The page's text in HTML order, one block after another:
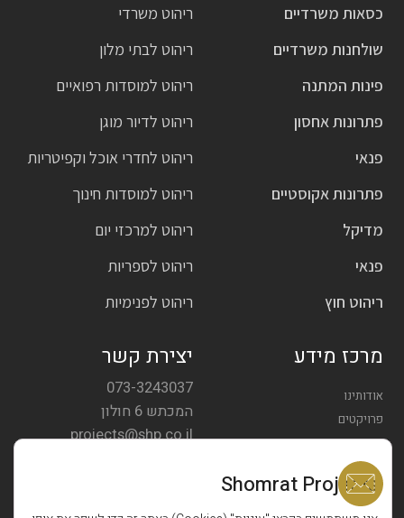
כסאות משרדיים
שולחנות משרדיים
פינות המתנה
פתרונות אחסון
פנאי
פתרונות אקוסטיים
מדיקל
פנאי
ריהוט חוץ
ריהוט משרדי
ריהוט לבתי מלון
ריהוט למוסדות רפואיים
ריהוט לדיור מוגן
ריהוט לחדרי אוכל וקפיטריות
ריהוט למוסדות חינוך
ריהוט למרכזי יום
ריהוט לספריות
ריהוט לפנימיות
מרכז מידע
אודותינו
פרויקטים
צרו קשר
יצירת קשר
073-3243037
המכתש 6 חולון
projects@shp.co.il
Shomrat Projects